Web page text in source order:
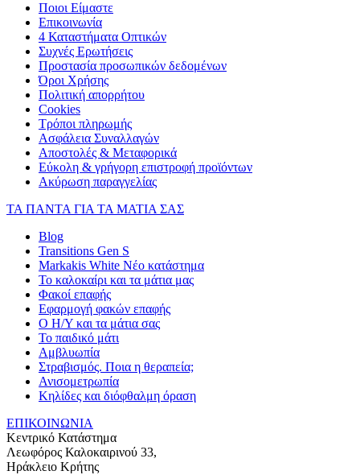
Ποιοι Είμαστε
Επικοινωνία
4 Καταστήματα Οπτικών
Συχνές Ερωτήσεις
Προστασία προσωπικών δεδομένων
Όροι Χρήσης
Πολιτική απορρήτου
Cookies
Τρόποι πληρωμής
Ασφάλεια Συναλλαγών
Αποστολές & Μεταφορικά
Εύκολη & γρήγορη επιστροφή προϊόντων
Ακύρωση παραγγελίας
ΤΑ ΠΑΝΤΑ ΓΙΑ ΤΑ ΜΑΤΙΑ ΣΑΣ
Blog
Transitions Gen S
Markakis White Νέο κατάστημα
Το καλοκαίρι και τα μάτια μας
Φακοί επαφής
Εφαρμογή φακών επαφής
Ο Η/Υ και τα μάτια σας
Το παιδικό μάτι
Αμβλυωπία
Στραβισμός. Ποια η θεραπεία;
Ανισομετρωπία
Κηλίδες και διόφθαλμη όραση
ΕΠΙΚΟΙΝΩΝΙΑ
Κεντρικό Κατάστημα
Λεωφόρος Καλοκαιρινού 33,
Ηράκλειο Κρήτης